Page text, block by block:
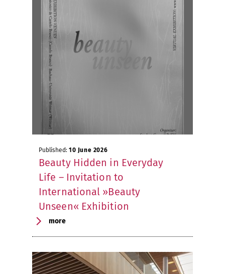
Published: 10 June 2026
Beauty Hidden in Everyday
Life – Invitation to
International »Beauty
Unseen« Exhibition
more